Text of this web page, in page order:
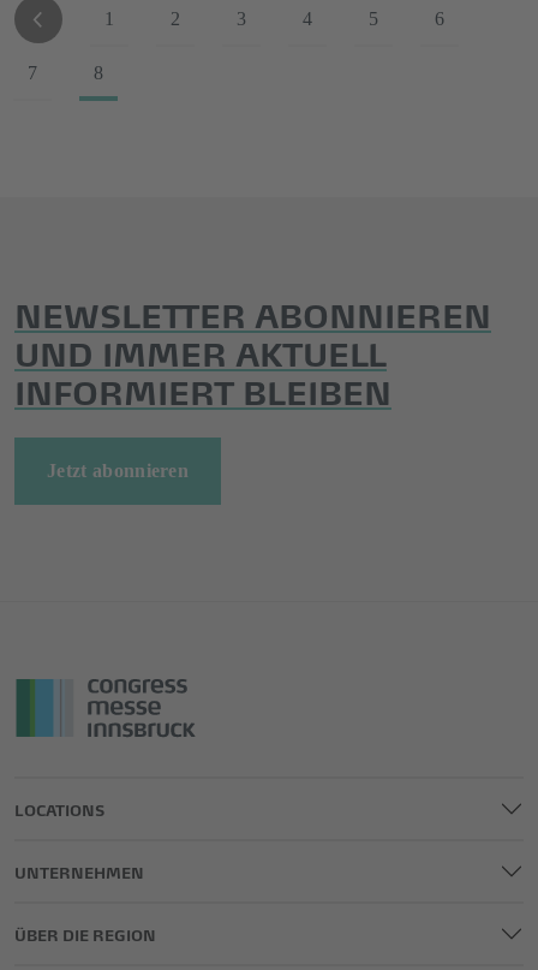
1 2 3 4 5 6
7 8
NEWSLETTER ABONNIEREN
UND IMMER AKTUELL
INFORMIERT BLEIBEN
Jetzt abonnieren
LOCATIONS
UNTERNEHMEN
ÜBER DIE REGION